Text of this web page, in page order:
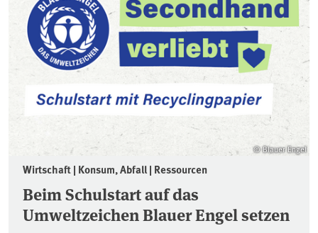
© Blauer Engel
Wirtschaft | Konsum, Abfall | Ressourcen
Beim Schulstart auf das
Umweltzeichen Blauer Engel setzen